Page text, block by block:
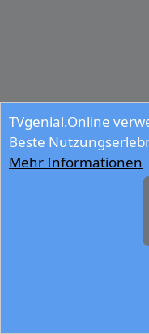
TVgenial.Online
Beste
Mehr Informationen